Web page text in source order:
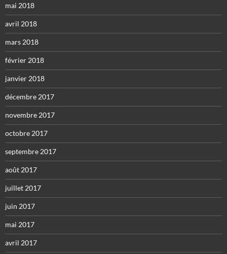
mai 2018
avril 2018
mars 2018
février 2018
janvier 2018
décembre 2017
novembre 2017
octobre 2017
septembre 2017
août 2017
juillet 2017
juin 2017
mai 2017
avril 2017